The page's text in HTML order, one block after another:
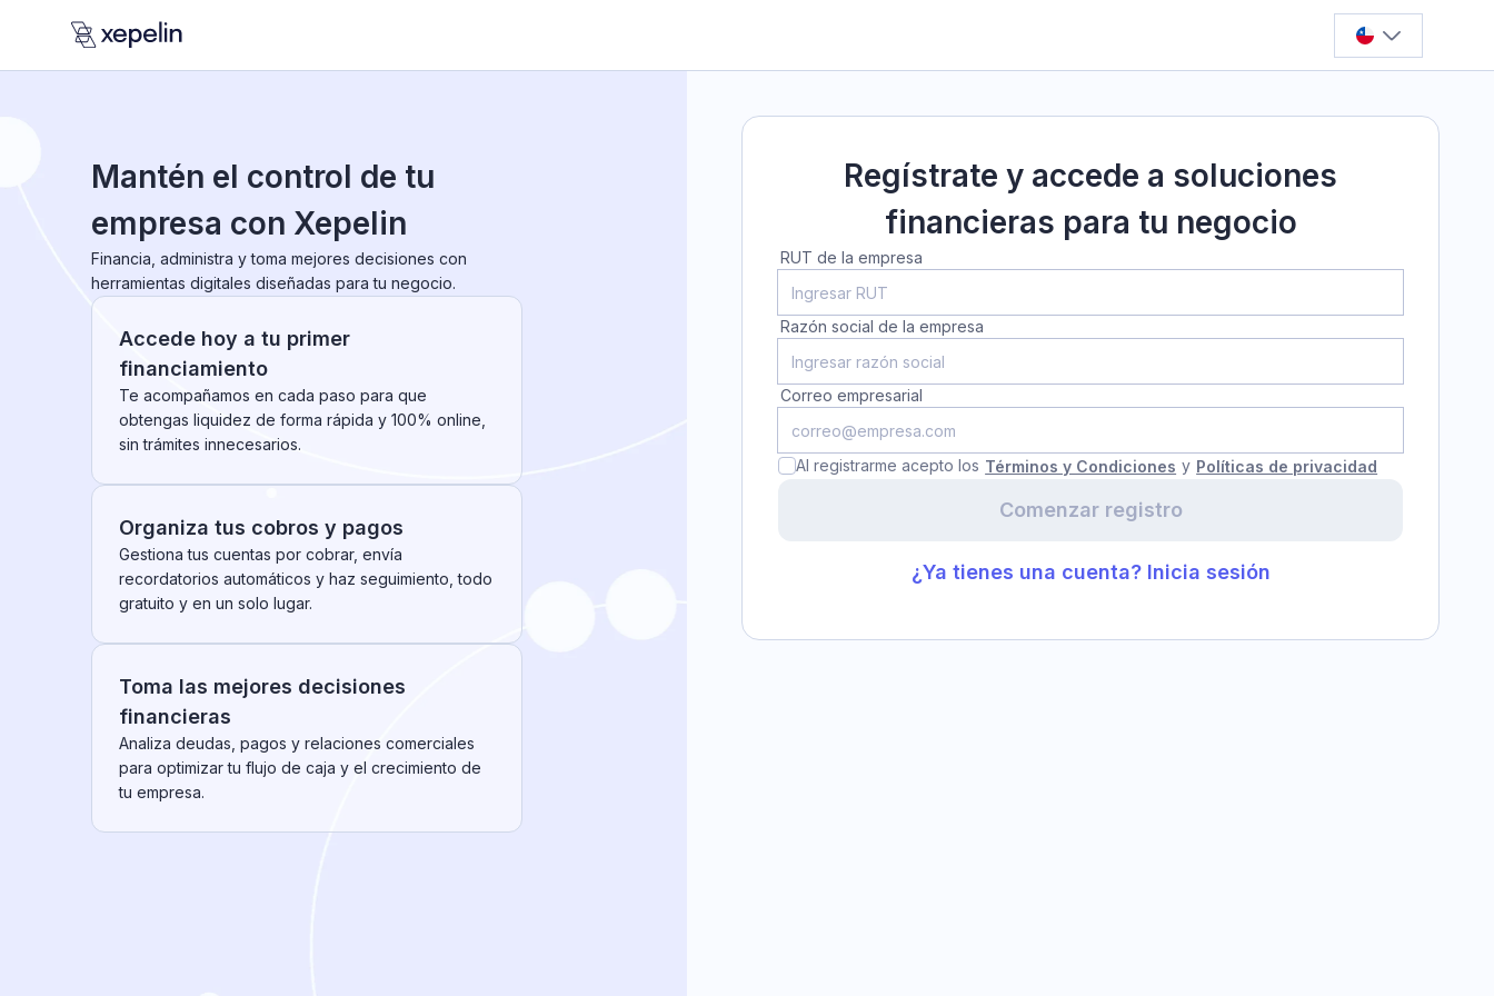
Mantén el control de tu
empresa con Xepelin
Financia, administra y toma mejores decisiones con
herramientas digitales diseñadas para tu negocio.
Accede hoy a tu primer
financiamiento
Te acompañamos en cada paso para que
obtengas liquidez de forma rápida y 100% online,
sin trámites innecesarios.
Organiza tus cobros y pagos
Gestiona tus cuentas por cobrar, envía
recordatorios automáticos y haz seguimiento, todo
gratuito y en un solo lugar.
Toma las mejores decisiones
financieras
Analiza deudas, pagos y relaciones comerciales
para optimizar tu flujo de caja y el crecimiento de
tu empresa.
Regístrate y accede a soluciones
financieras para tu negocio
RUT de la empresa
Razón social de la empresa
Correo empresarial
Al registrarme acepto los Términos y Condiciones y Políticas de privacidad
Comenzar registro
¿Ya tienes una cuenta? Inicia sesión